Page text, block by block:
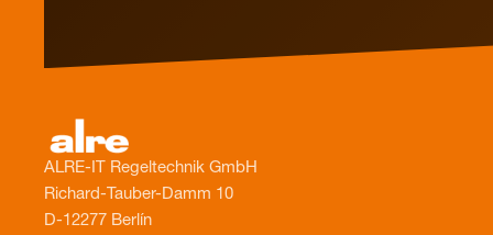
ALRE-IT Regeltechnik GmbH
Richard-Tauber-Damm 10
D-12277 Berlín